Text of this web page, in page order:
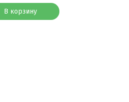
В корзину